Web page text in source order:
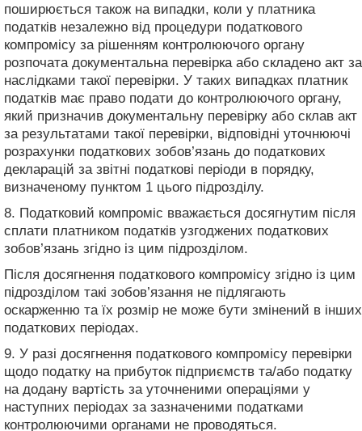
поширюється також на випадки, коли у платника
податків незалежно від процедури податкового
компромісу за рішенням контролюючого органу
розпочата документальна перевірка або складено акт за
наслідками такої перевірки. У таких випадках платник
податків має право подати до контролюючого органу,
який призначив документальну перевірку або склав акт
за результатами такої перевірки, відповідні уточнюючі
розрахунки податкових зобов’язань до податкових
декларацій за звітні податкові періоди в порядку,
визначеному пунктом 1 цього підрозділу.
8. Податковий компроміс вважається досягнутим після
сплати платником податків узгоджених податкових
зобов’язань згідно із цим підрозділом.
Після досягнення податкового компромісу згідно із цим
підрозділом такі зобов’язання не підлягають
оскарженню та їх розмір не може бути змінений в інших
податкових періодах.
9. У разі досягнення податкового компромісу перевірки
щодо податку на прибуток підприємств та/або податку
на додану вартість за уточненими операціями у
наступних періодах за зазначеними податками
контролюючими органами не проводяться.